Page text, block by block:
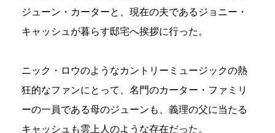
ジューン・カーターと、現在の夫であるジョニー・
キャッシュが暮らす邸宅へ挨拶に行った。
ニック・ロウのようなカントリーミュージックの熱
狂的なファンにとって、名門のカーター・ファミリ
ーの一員である母のジューンも、義理の父に当たる
キャッシュも雲上人のような存在だった。